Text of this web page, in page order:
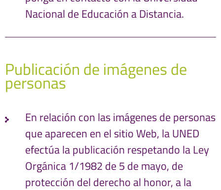
Nacional de Educación a Distancia.
Publicación de imágenes de
personas
En relación con las imágenes de personas
que aparecen en el sitio Web, la UNED
efectúa la publicación respetando la Ley
Orgánica 1/1982 de 5 de mayo, de
protección del derecho al honor, a la